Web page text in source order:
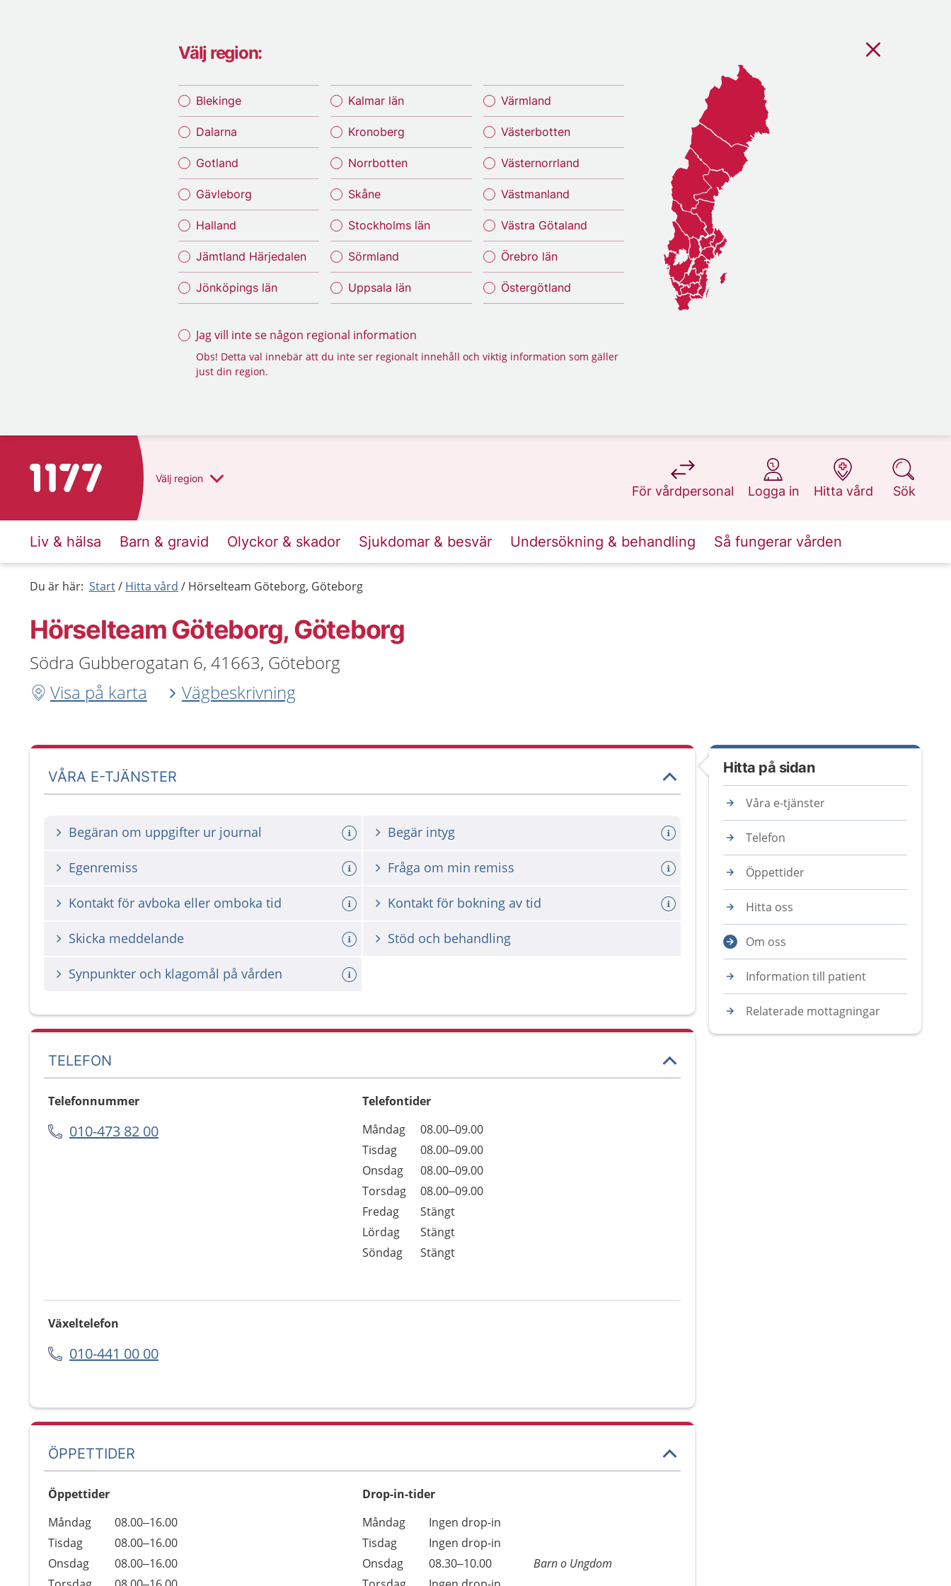
Välj region:
Blekinge
Dalarna
Gotland
Gävleborg
Halland
Jämtland Härjedalen
Jönköpings län
Kalmar län
Kronoberg
Norrbotten
Skåne
Stockholms län
Sörmland
Uppsala län
Värmland
Västerbotten
Västernorrland
Västmanland
Västra Götaland
Örebro län
Östergötland
Jag vill inte se någon regional information
Obs! Detta val innebär att du inte ser regionalt innehåll och viktig information som gäller
just din region.
Till startsidan för 1177 Välj region
För vårdpersonal
på 1177.se
Logga in
på 1177.se
Hitta vård
på 1177.se
Sök
på 1177.se
Liv & hälsa Barn & gravid Olyckor & skador Sjukdomar & besvär Undersökning & behandling Så fungerar vården
Du är här: Start Hitta vård Hörselteam Göteborg, Göteborg
Hörselteam Göteborg, Göteborg
Södra Gubberogatan 6, 41663, Göteborg
Visa på karta
Vägbeskrivning
VÅRA E-TJÄNSTER
Begäran om uppgifter ur journal Begär intyg
Egenremiss Fråga om min remiss
Kontakt för avboka eller omboka tid Kontakt för bokning av tid
Skicka meddelande Stöd och behandling
Synpunkter och klagomål på vården
TELEFON
Telefonnummer
010-473 82 00
Telefontider
Dag
Öppettider
Kommentarer
Måndag
08.00–09.00
Tisdag
08.00–09.00
Onsdag
08.00–09.00
Torsdag
08.00–09.00
Fredag
Stängt
Lördag
Stängt
Söndag
Stängt
Växeltelefon
010-441 00 00
ÖPPETTIDER
Öppettider
Dag
Öppettider
Kommentarer
Måndag
08.00–16.00
Tisdag
08.00–16.00
Onsdag
08.00–16.00
Drop-in-tider
Måndag
Ingen drop-in
Tisdag
Ingen drop-in
Onsdag
08.30–10.00
Barn o Ungdom
Hitta på sidan
Våra e-tjänster
Telefon
Öppettider
Hitta oss
Om oss
Information till patient
Relaterade mottagningar